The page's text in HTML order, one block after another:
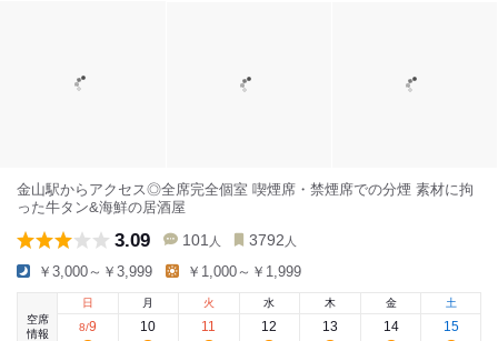
金山駅からアクセス◎全席完全個室 喫煙席・禁煙席での分煙 素材に拘
った牛タン&海鮮の居酒屋
3.09 101 人 3792 人
￥3,000～￥3,999 ￥1,000～￥1,999
空席
情報
日
8/9
月
10
火
11
水
12
木
13
金
14
土
15